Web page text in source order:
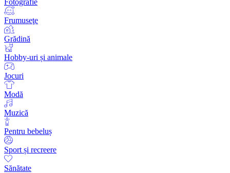
Fotografie
Frumuseţe
Grădină
Hobby-uri și animale
Jocuri
Modă
Muzică
Pentru bebeluș
Sport și recreere
Sănătate